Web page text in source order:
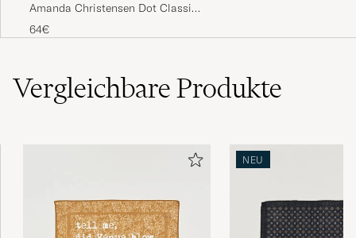
Amanda Christensen Dot Classic
Tie 8 cm Navy/White
64€
VergleichbareProdukte
NEU